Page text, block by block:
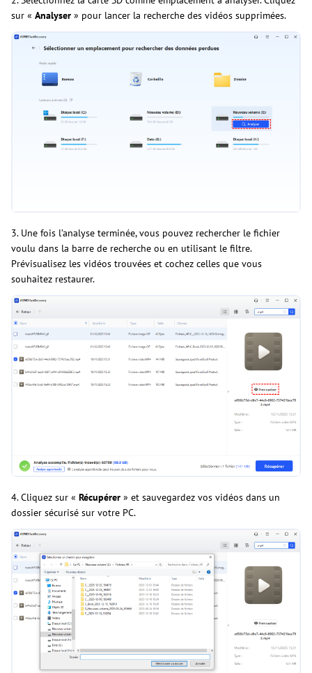
sur « Analyser » pour lancer la recherche des vidéos supprimées.
3. Une fois l’analyse terminée, vous pouvez rechercher le fichier
voulu dans la barre de recherche ou en utilisant le filtre.
Prévisualisez les vidéos trouvées et cochez celles que vous
souhaitez restaurer.
4. Cliquez sur « Récupérer » et sauvegardez vos vidéos dans un
dossier sécurisé sur votre PC.